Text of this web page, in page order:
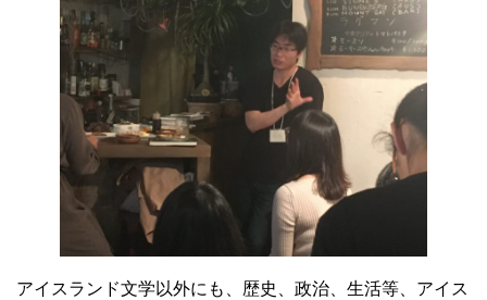
アイスランド文学以外にも、歴史、政治、生活等、アイス